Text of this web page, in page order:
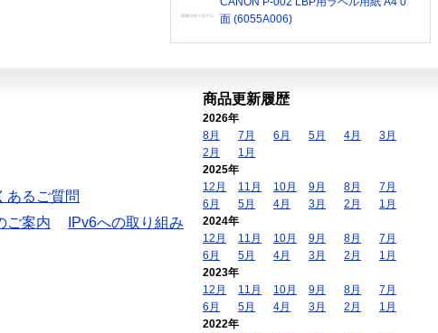
面 (6055A006)
あるご質問
ご案内
IPv6への取り組み
商品更新履歴
2026年
8月
7月 6月 5月 4月
3月
2月
1月
2025年
12月
11月 10月 9月 8月
7月
6月
5月 4月 3月 2月
1月
2024年
12月
11月 10月 9月 8月
7月
6月
5月 4月 3月 2月
1月
2023年
12月
11月 10月 9月 8月
7月
6月
5月 4月 3月 2月
1月
2022年